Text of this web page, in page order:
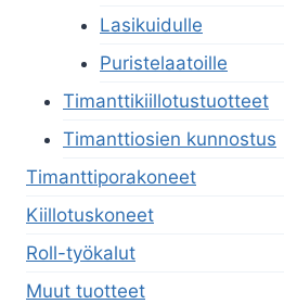
Lasikuidulle
Puristelaatoille
Timanttikiillotustuotteet
Timanttiosien kunnostus
Timanttiporakoneet
Kiillotuskoneet
Roll-työkalut
Muut tuotteet